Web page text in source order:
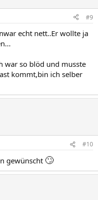
#9
echt nett..Er wollte ja
war so blöd und musste
kommt,bin ich selber
#10
gewünscht 🙄